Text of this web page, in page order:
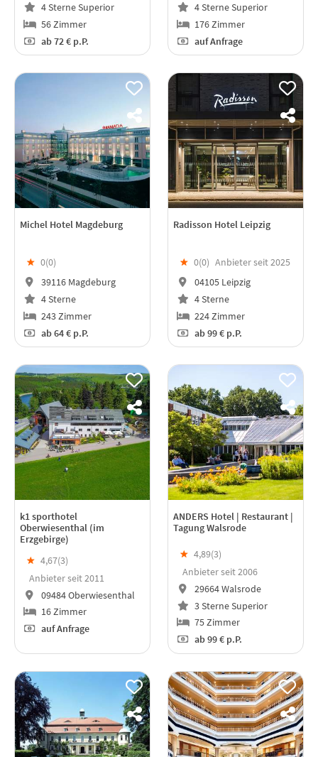
4 Sterne Superior
56 Zimmer
ab72 € p.P.
4 Sterne Superior
176 Zimmer
auf Anfrage
Michel Hotel Magdeburg
★ 0(0)
39116 Magdeburg
4 Sterne
243 Zimmer
ab64 € p.P.
Radisson Hotel Leipzig
★ 0(0) Anbieter seit 2025
04105 Leipzig
4 Sterne
224 Zimmer
ab99 € p.P.
k1 sporthotel
Oberwiesenthal (im
Erzgebirge)
★ 4,67(3)
Anbieter seit 2011
09484 Oberwiesenthal
16 Zimmer
auf Anfrage
ANDERS Hotel | Restaurant |
Tagung Walsrode
★ 4,89(3)
Anbieter seit 2006
29664 Walsrode
3 Sterne Superior
75 Zimmer
ab99 € p.P.